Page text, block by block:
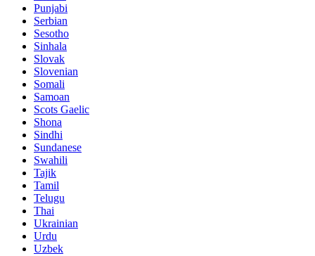
Punjabi
Serbian
Sesotho
Sinhala
Slovak
Slovenian
Somali
Samoan
Scots Gaelic
Shona
Sindhi
Sundanese
Swahili
Tajik
Tamil
Telugu
Thai
Ukrainian
Urdu
Uzbek